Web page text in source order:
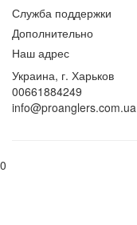
Служба поддержки
Дополнительно
Наш адрес
Украина, г. Харьков
00661884249
info@proanglers.com.ua
0